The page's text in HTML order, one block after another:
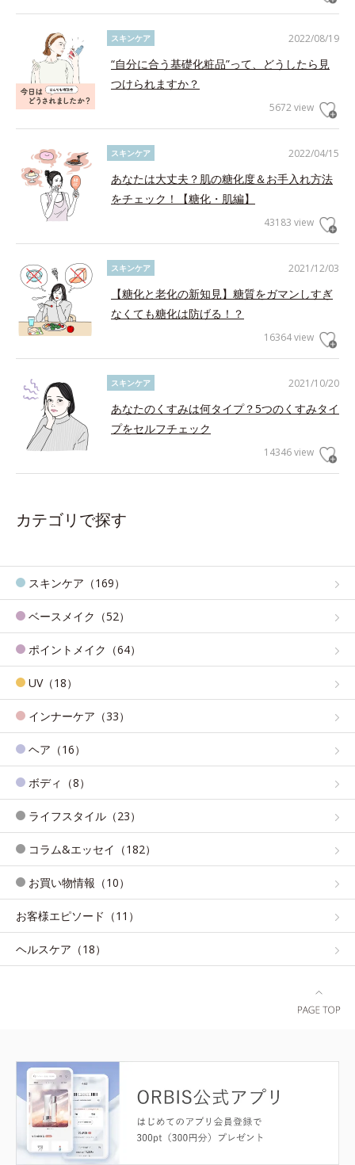
2022/08/19
スキンケア
“自分に合う基礎化粧品”って、どうしたら見
つけられますか？
5672 view
2022/04/15
スキンケア
あなたは大丈夫？肌の糖化度＆お手入れ方法
をチェック！【糖化・肌編】
43183 view
2021/12/03
スキンケア
【糖化と老化の新知見】糖質をガマンしすぎ
なくても糖化は防げる！？
16364 view
2021/10/20
スキンケア
あなたのくすみは何タイプ？5つのくすみタイ
プをセルフチェック
14346 view
カテゴリで探す
スキンケア（169）
ベースメイク（52）
ポイントメイク（64）
UV（18）
インナーケア（33）
ヘア（16）
ボディ（8）
ライフスタイル（23）
コラム&エッセイ（182）
お買い物情報（10）
お客様エピソード（11）
ヘルスケア（18）